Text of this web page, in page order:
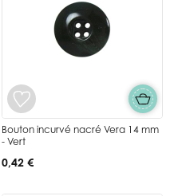
Bouton incurvé nacré Vera 14 mm
- Vert
0,42 €